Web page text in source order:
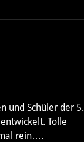
und Schüler der 5.
Tolle
rein….